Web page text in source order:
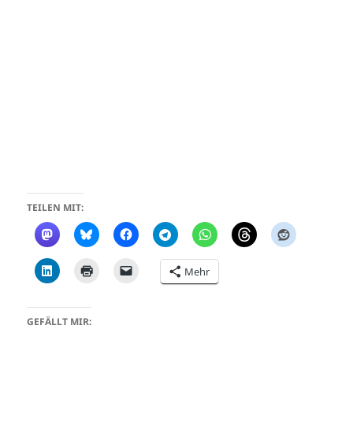
TEILEN MIT:
Mehr
GEFÄLLT MIR: